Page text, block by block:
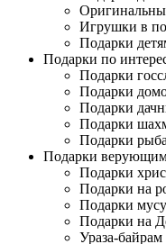
Игрушки в
Подарки
Подарки по
Подарки
Подарки
Подарки
Подарки
Подарки
Подарки
Подарки
Подарки на
Подарки
Подарки на
Ураза-